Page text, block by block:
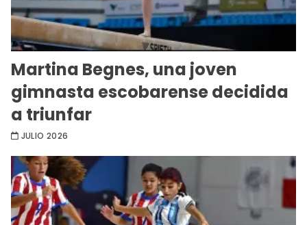
Martina Begnes, una joven
gimnasta escobarense decidida
a triunfar
JULIO 2026